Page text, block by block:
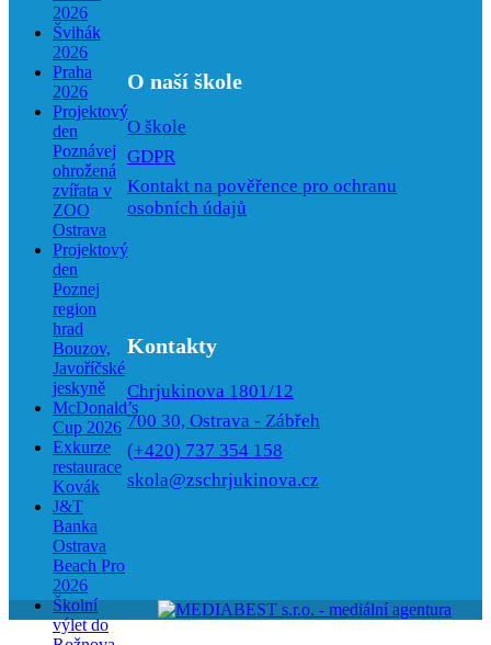
2026
Švihák
2026
Praha
2026
Projektový
den
Poznávej
ohrožená
zvířata v
ZOO
Ostrava
Projektový
den
Poznej
region
hrad
Bouzov,
Javoříčské
jeskyně
McDonald’s
Cup 2026
Exkurze
restaurace
Kovák
J&T
Banka
Ostrava
Beach Pro
2026
Školní
výlet do
O naší škole
O škole
GDPR
Kontakt na pověřence pro ochranu
osobních údajů
Kontakty
Chrjukinova 1801/12
700 30, Ostrava - Zábřeh
(+420) 737 354 158
skola@zschrjukinova.cz